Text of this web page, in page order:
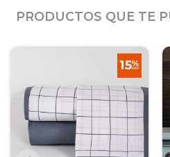
PRODUCTOS QUE TE